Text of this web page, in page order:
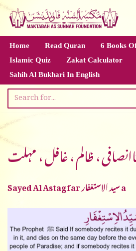
Skip
to
content
Home Read Quran
6 Books
Islamic Quiz
Zakat Calculator
Sahih Al Bukhari In English
، ظالم ، غافل ، مہلت
Sayed Al Astagfar سيد الاستغفار a